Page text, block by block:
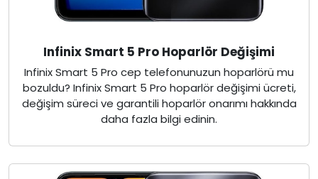
Infinix Smart 5 Pro Hoparlör Değişimi
Infinix Smart 5 Pro cep telefonunuzun hoparlörü mu
bozuldu? Infinix Smart 5 Pro hoparlör değişimi ücreti,
değişim süreci ve garantili hoparlör onarımı hakkında
daha fazla bilgi edinin.